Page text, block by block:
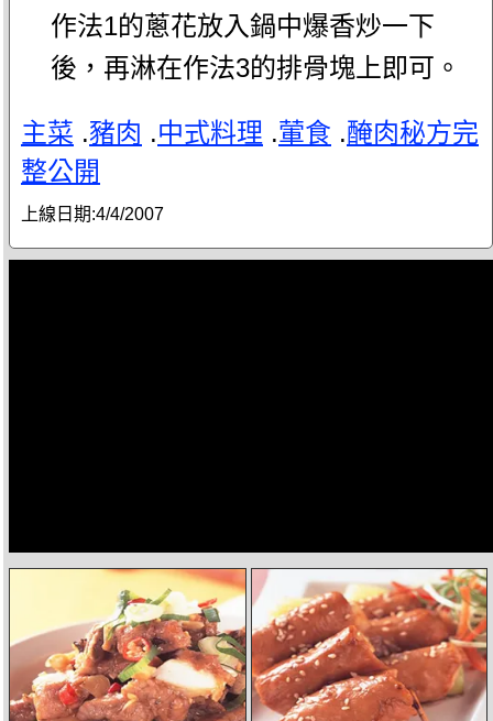
作法1的蔥花放入鍋中爆香炒一下
後，再淋在作法3的排骨塊上即可。
主菜 .豬肉 .中式料理 .葷食 .醃肉秘方完
整公開
上線日期:4/4/2007